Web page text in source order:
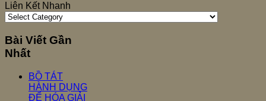
Liên Kết Nhanh
Bài Viết Gần
Nhất
BỒ TÁT
HÀNH DỤNG
ĐỂ HÓA GIẢI